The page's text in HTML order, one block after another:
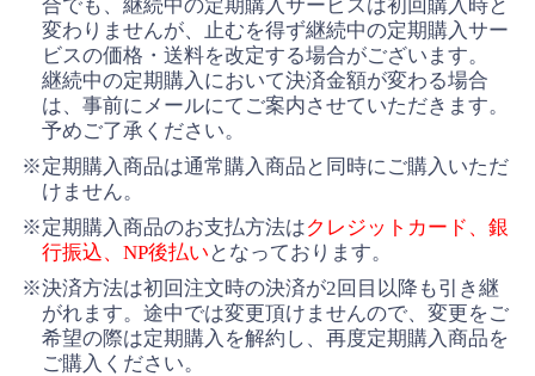
合でも、継続中の定期購入サービスは初回購入時と
変わりませんが、止むを得ず継続中の定期購入サー
ビスの価格・送料を改定する場合がございます。
継続中の定期購入において決済金額が変わる場合
は、事前にメールにてご案内させていただきます。
予めご了承ください。
※定期購入商品は通常購入商品と同時にご購入いただ
けません。
※定期購入商品のお支払方法はクレジットカード、銀
行振込、NP後払い となっております。
※決済方法は初回注文時の決済が2回目以降も引き継
がれます。途中では変更頂けませんので、変更をご
希望の際は定期購入を解約し、再度定期購入商品を
ご購入ください。